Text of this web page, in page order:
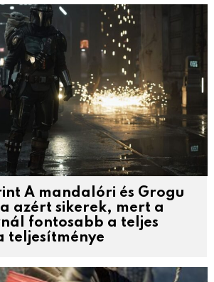
A mandalóri és Grogu
azért sikerek, mert a
fontosabb a teljes
teljesítménye